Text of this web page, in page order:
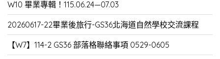
W10 畢業專輯！115.06.24—07.03
20260617-22畢業後旅行-GS36北海道自然學校交流課程
【W7】114-2 GS36 部落格聯絡事項 0529-0605